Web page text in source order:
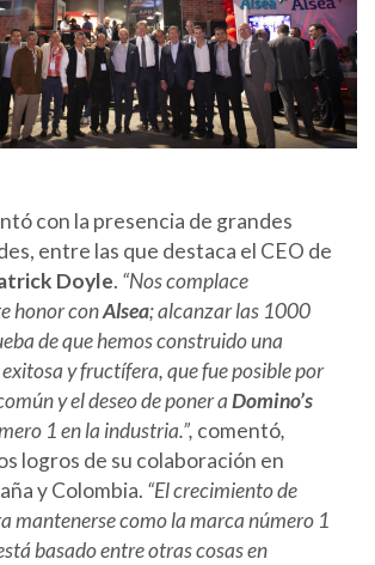
con la presencia de grandes
entre las que destaca el CEO de
Doyle. “Nos complace
honor conAlsea; alcanzar las 1000
de que hemos construido una
y fructífera, que fue posible por
y el deseo de poner aDomino’s
1 en la industria.”, comentó,
logros de su colaboración en
y Colombia. “El crecimiento de
mantenerse como la marca número 1
basado entre otras cosas en